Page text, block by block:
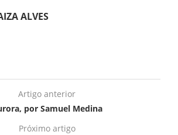
ALVES
Artigo anterior
por Samuel Medina
Próximo artigo